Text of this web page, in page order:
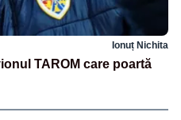
Ionuț Nichita
TAROM care poartă